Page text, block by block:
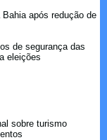
após redução de
de segurança das
eleições
sobre turismo